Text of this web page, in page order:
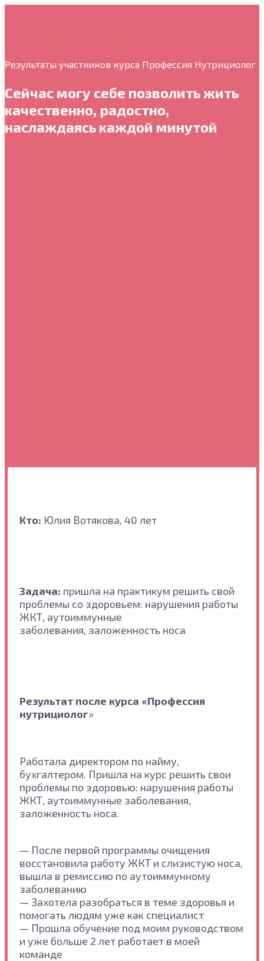
Результаты участников курса Профессия Нутрициолог
Сейчас могу себе позволить жить
качественно, радостно,
наслаждаясь каждой минутой
Кто: Юлия Вотякова, 40 лет
Задача: пришла на практикум решить свой
проблемы со здоровьем: нарушения работы
ЖКТ, аутоиммунные
заболевания, заложенность носа
Результат после курса «Профессия
нутрициолог»
Работала директором по найму,
бухгалтером. Пришла на курс решить свои
проблемы по здоровью: нарушения работы
ЖКТ, аутоиммунные заболевания,
заложенность носа.
— После первой программы очищения
восстановила работу ЖКТ и слизистую носа,
вышла в ремиссию по аутоиммунному
заболеванию
— Захотела разобраться в теме здоровья и
помогать людям уже как специалист
— Прошла обучение под моим руководством
и уже больше 2 лет работает в моей
команде